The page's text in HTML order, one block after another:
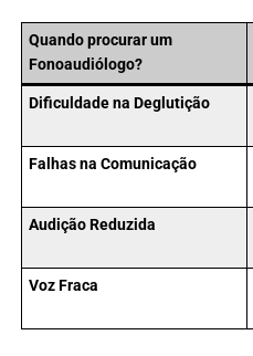
Quando procurar um
Fonoaudiólogo?
Dificuldade na Deglutição
Falhas na Comunicação
Audição Reduzida
Voz Fraca